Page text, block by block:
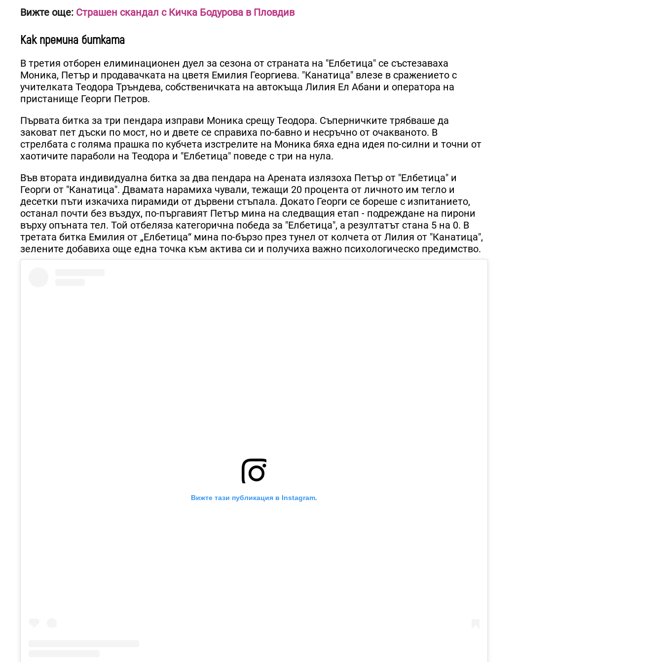
Вижте още: Страшен скандал с Кичка Бодурова в Пловдив
Как премина битката
В третия отборен елиминационен дуел за сезона от страната на "Елбетица" се състезаваха
Моника, Петър и продавачката на цветя Емилия Георгиева. "Канатица" влезе в сражението с
учителката Теодора Тръндева, собственичката на автокъща Лилия Ел Абани и оператора на
пристанище Георги Петров.
Първата битка за три пендара изправи Моника срещу Теодора. Съперничките трябваше да
заковат пет дъски по мост, но и двете се справиха по-бавно и несръчно от очакваното. В
стрелбата с голяма прашка по кубчета изстрелите на Моника бяха една идея по-силни и точни от
хаотичите параболи на Теодора и "Елбетица" поведе с три на нула.
Във втората индивидуална битка за два пендара на Арената излязоха Петър от "Елбетица" и
Георги от "Канатица". Двамата нарамиха чували, тежащи 20 процента от личното им тегло и
десетки пъти изкачиха пирамиди от дървени стъпала. Докато Георги се бореше с изпитанието,
останал почти без въздух, по-пъргавият Петър мина на следващия етап - подреждане на пирони
върху опъната тел. Той отбеляза категорична победа за "Елбетица", а резултатът стана 5 на 0. В
третата битка Емилия от „Елбетица“ мина по-бързо през тунел от колчета от Лилия от "Канатица",
зелените добавиха още една точка към актива си и получиха важно психологическо предимство.
Вижте тази публикация в Instagram.